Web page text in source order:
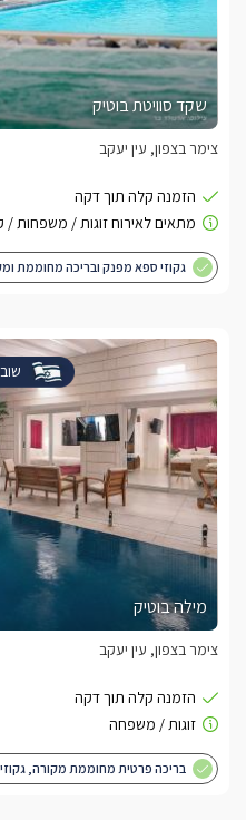
שקד סוויטת בוטיק
צימר בצפון, עין יעקב
גקוזי ספא מפנק ובריכה מחוממת
מילה בוטיק
צימר בצפון, עין יעקב
בריכה פרטית מחוממת מקורה,